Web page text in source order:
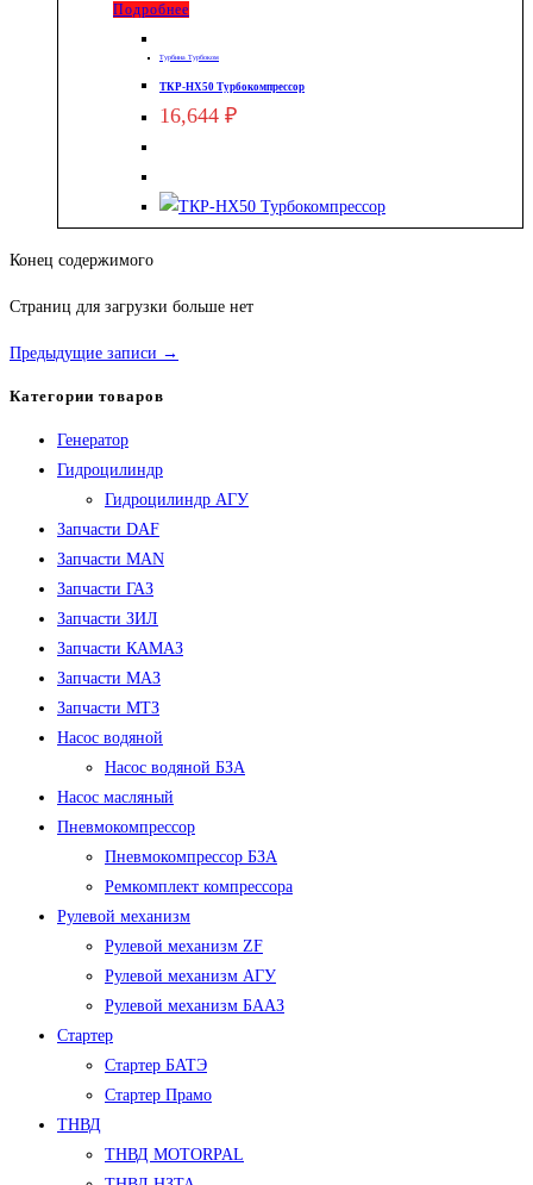
Подробнее
Турбина Турбоком
ТКР-HX50 Турбокомпрессор
16,644 ₽
Конец содержимого
Страниц для загрузки больше нет
Предыдущие записи →
Категории товаров
Генератор
Гидроцилиндр
Гидроцилиндр АГУ
Запчасти DAF
Запчасти MAN
Запчасти ГАЗ
Запчасти ЗИЛ
Запчасти КАМАЗ
Запчасти МАЗ
Запчасти МТЗ
Насос водяной
Насос водяной БЗА
Насос масляный
Пневмокомпрессор
Пневмокомпрессор БЗА
Ремкомплект компрессора
Рулевой механизм
Рулевой механизм ZF
Рулевой механизм АГУ
Рулевой механизм БААЗ
Стартер
Стартер БАТЭ
Стартер Прамо
ТНВД
ТНВД MOTORPAL